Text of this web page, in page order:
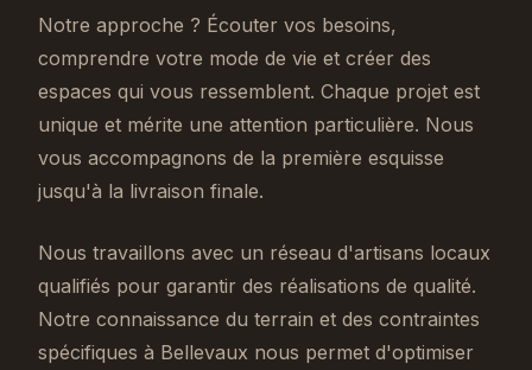
Notre approche ? Écouter vos besoins,
comprendre votre mode de vie et créer des
espaces qui vous ressemblent. Chaque projet est
unique et mérite une attention particulière. Nous
vous accompagnons de la première esquisse
jusqu'à la livraison finale.
Nous travaillons avec un réseau d'artisans locaux
qualifiés pour garantir des réalisations de qualité.
Notre connaissance du terrain et des contraintes
spécifiques à Bellevaux nous permet d'optimiser